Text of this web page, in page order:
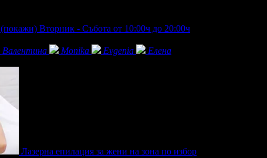
(покажи) Вторник - Събота от 10:00ч до 20:00ч
Валентина Monika Evgenia
Елена
Лазерна епилация за жени на зона по избор